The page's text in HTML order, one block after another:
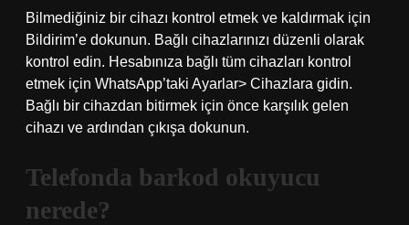
Bilmediğiniz bir cihazı kontrol etmek ve kaldırmak için
Bildirim’e dokunun. Bağlı cihazlarınızı düzenli olarak
kontrol edin. Hesabınıza bağlı tüm cihazları kontrol
etmek için WhatsApp’taki Ayarlar> Cihazlara gidin.
Bağlı bir cihazdan bitirmek için önce karşılık gelen
cihazı ve ardından çıkışa dokunun.
Telefonda barkod okuyucu
nerede?